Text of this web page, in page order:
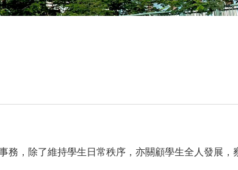
，除了維持學生日常秩序，亦關顧學生全人發展，